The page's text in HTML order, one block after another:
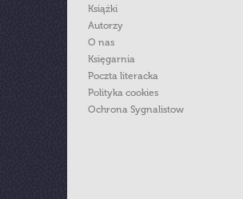
Książki
Autorzy
O nas
Księgarnia
Poczta literacka
Polityka cookies
Ochrona Sygnalistow